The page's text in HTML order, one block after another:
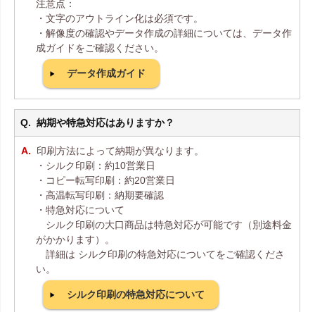
注意点：
・文字のアウトライン化は必須です。
・解像度の確認やデータ作成の詳細については、データ作
成ガイドをご確認ください。
データ作成ガイド
納期や特急対応はありますか？
印刷方法によって納期が異なります。
・シルク印刷：約10営業日
・コピー転写印刷：約20営業日
・高温転写印刷：納期要確認
・特急対応について
シルク印刷の大口商品は特急対応が可能です（別途料金
がかかります）。
詳細は シルク印刷の特急対応についてをご確認くださ
い。
シルク印刷の特急対応について